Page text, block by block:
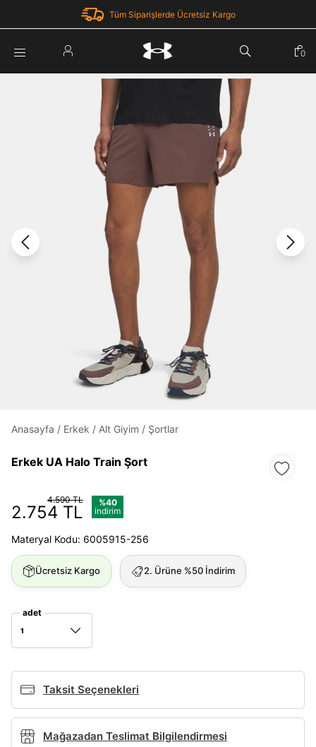
Tüm Siparişlerde Ücretsiz Kargo
Under Armour'da yeni misiniz? Kayıt Ol
Üye Olmadan Devam Et
0
Anasayfa / Erkek / Alt Giyim / Şortlar
Erkek UA Halo Train Şort
4.590 TL
2.754 TL
%40
indirim
Materyal Kodu: 6005915-256
Ücretsiz Kargo 2. Ürüne %50 İndirim
adet
1
Taksit Seçenekleri
Mağazadan Teslimat Bilgilendirmesi
Parola Yenileme
Parolayı Yenile
Giriş Sayfasına Dön
Zaten hesabın var mı? Giriş yap
Hızlı sipariş takibi.
Giriş Yap
E-posta
Şifre
Beni Hatırla
Ad*